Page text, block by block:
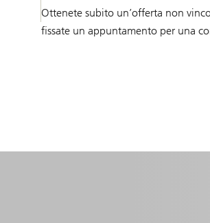
Ottenete subito un’offerta non
fissate un appuntamento per una